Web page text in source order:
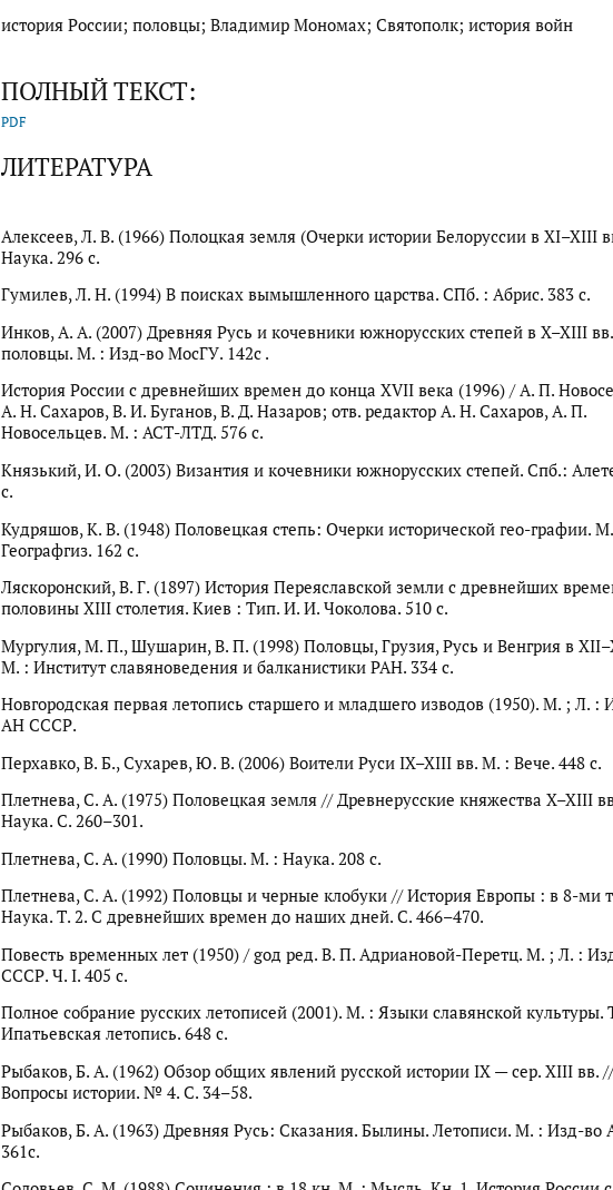
история России; половцы; Владимир Мономах; Святополк; история войн
ПОЛНЫЙ ТЕКСТ:
PDF
ЛИТЕРАТУРА
Алексеев, Л. В. (1966) Полоцкая земля (Очерки истории Белоруссии в XI–XIII
Наука. 296 с.
Гумилев, Л. Н. (1994) В поисках вымышленного царства. СПб. : Абрис. 383 с.
Инков, А. А. (2007) Древняя Русь и кочевники южнорусских степей в X–XIII
половцы. М. : Изд-во МосГУ. 142с .
История России с древнейших времен до конца XVII века (1996) / А. П.
А. Н. Сахаров, В. И. Буганов, В. Д. Назаров; отв. редактор А. Н. Сахаров, А. П.
Новосельцев. М. : АСТ-ЛТД. 576 с.
Князький, И. О. (2003) Византия и кочевники южнорусских степей. Спб.:
с.
Кудряшов, К. В. (1948) Половецкая степь: Очерки исторической гео-графии.
Географгиз. 162 с.
Ляскоронский, В. Г. (1897) История Переяславской земли с древнейших
половины XIII столетия. Киев : Тип. И. И. Чоколова. 510 с.
Мургулия, М. П., Шушарин, В. П. (1998) Половцы, Грузия, Русь и Венгрия в
М. : Институт славяноведения и балканистики РАН. 334 с.
Новгородская первая летопись старшего и младшего изводов (1950). М. ; Л. :
АН СССР.
Перхавко, В. Б., Сухарев, Ю. В. (2006) Воители Руси IX–XIII вв. М. : Вече. 448 с.
Плетнева, С. А. (1975) Половецкая земля // Древнерусские княжества X–XIII
Наука. С. 260–301.
Плетнева, С. А. (1990) Половцы. М. : Наука. 208 с.
Плетнева, С. А. (1992) Половцы и черные клобуки // История Европы : в 8-ми
Наука. Т. 2. С древнейших времен до наших дней. С. 466–470.
Повесть временных лет (1950) / gод ред. В. П. Адриановой-Перетц. М. ; Л. :
СССР. Ч. I. 405 с.
Полное собрание русских летописей (2001). М. : Языки славянской культуры.
Ипатьевская летопись. 648 с.
Рыбаков, Б. А. (1962) Обзор общих явлений русской истории IX — сер. XIII вв. //
Вопросы истории. № 4. С. 34–58.
Рыбаков, Б. А. (1963) Древняя Русь: Сказания. Былины. Летописи. М. : Изд-
361с.